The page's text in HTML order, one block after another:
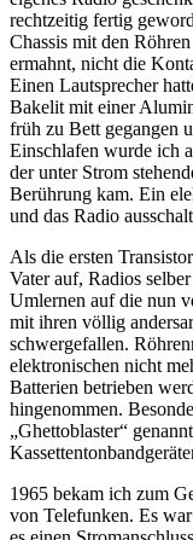
rechtzeitig fertig
Chassis mit den
ermahnt, nicht die
Einen Lautsprecher
Bakelit mit einer
früh zu Bett gegangen
Einschlafen wurde ich
der unter Strom
Berührung kam. Ein
und das Radio
Als die ersten
Vater auf, Radios
Umlernen auf die nun
mit ihren völlig
schwergefallen.
elektronischen nicht
Batterien betrieben
hingenommen.
Ghettoblaster
1965 bekam ich zum
von Telefunken. Es